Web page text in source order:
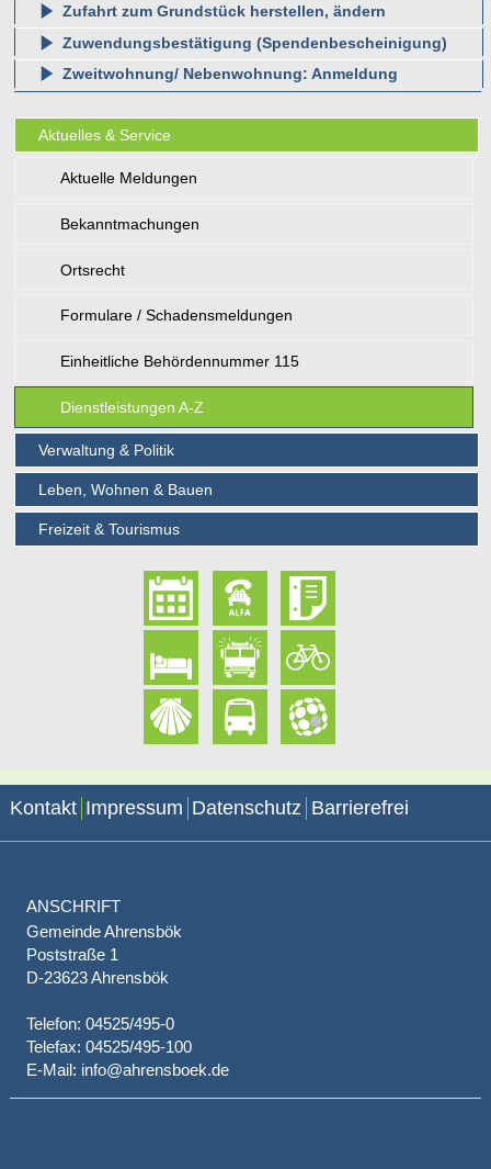
Zufahrt zum Grundstück herstellen, ändern
Zuwendungsbestätigung (Spendenbescheinigung)
Zweitwohnung/ Nebenwohnung: Anmeldung
Aktuelles & Service
Aktuelle Meldungen
Bekanntmachungen
Ortsrecht
Formulare / Schadensmeldungen
Einheitliche Behördennummer 115
Dienstleistungen A-Z
Verwaltung & Politik
Leben, Wohnen & Bauen
Freizeit & Tourismus
Kontakt Impressum Datenschutz Barrierefrei
ANSCHRIFT
Gemeinde Ahrensbök
Poststraße 1
D-23623 Ahrensbök
Telefon: 04525/495-0
Telefax: 04525/495-100
E-Mail: info@ahrensboek.de